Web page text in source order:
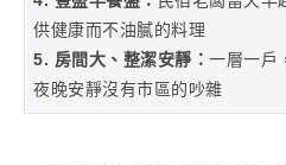
供健康而不油膩的料理
5. 房間大、整潔安靜： 一層一戶
夜晚安靜沒有市區的吵雜